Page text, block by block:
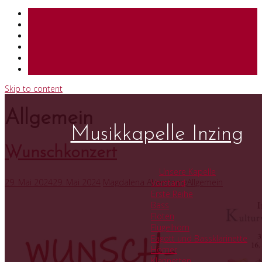
Skip to content
Musikkapelle Inzing
Unsere Kapelle
Vorstand
Erste Reihe
Bass
Flöten
Flügelhorn
Fagott und Bassklarinette
Hörner
Allgemein
Wunschkonzert
29. Mai 2024 29. Mai 2024 Magdalena Abenthung Allgemein